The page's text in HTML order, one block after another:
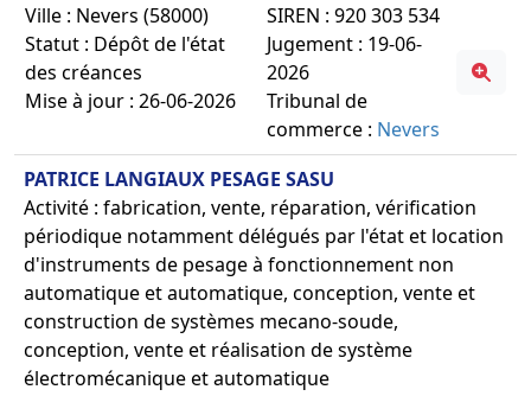
Ville : Nevers (58000)
Statut : Dépôt de l'état
des créances
Mise à jour : 26-06-2026
SIREN : 920 303 534
Jugement : 19-06-
2026
Tribunal de
commerce : Nevers
PATRICE LANGIAUX PESAGE SASU
Activité : fabrication, vente, réparation, vérification
périodique notamment délégués par l'état et location
d'instruments de pesage à fonctionnement non
automatique et automatique, conception, vente et
construction de systèmes mecano-soude,
conception, vente et réalisation de système
électromécanique et automatique